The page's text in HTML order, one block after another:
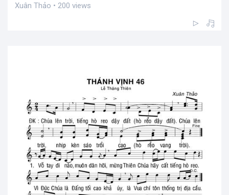
Xuân Thảo • 200 views